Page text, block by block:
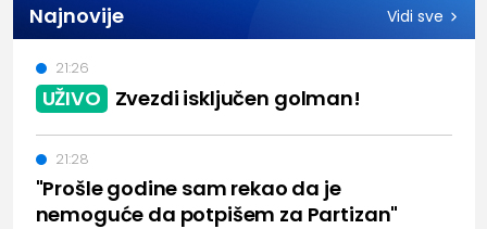
Najnovije Vidi sve
UŽIVO Zvezdi isključen golman!
21:26
"Prošle godine sam rekao da je
nemoguće da potpišem za Partizan"
21:28